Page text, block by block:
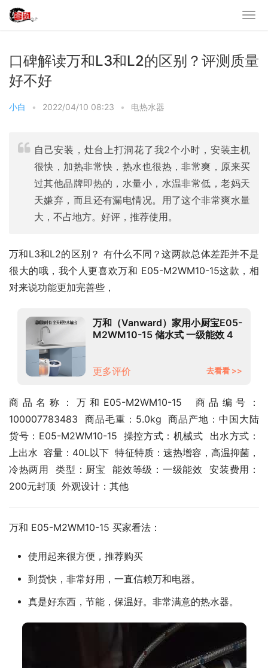
口碑解读万和L3和L2的区别？评测质量
好不好
小白 • 2022/04/10 08:23 • 电热水器
自己安装，灶台上打洞花了我2个小时，安装主机
很快，加热非常快，热水也很热，非常爽，原来买
过其他品牌即热的，水量小，水温非常低，老妈天
天嫌弃，而且还有漏电情况。用了这个非常爽水量
大，不占地方。好评，推荐使用。
万和L3和L2的区别？ 有什么不同？这两款总体差距并不是
很大的哦，我个人更喜欢万和 E05-M2WM10-15这款，相
对来说功能更加完善些，
万和（Vanward）家用小厨宝E05-
M2WM10-15 储水式 一级能效 4
更多评价 去看看 >>
商品名称：万和E05-M2WM10-15  商品编号：
100007783483  商品毛重：5.0kg  商品产地：中国大陆
货号：E05-M2WM10-15  操控方式：机械式  出水方式：
上出水  容量：40L以下  特征特质：速热增容，高温抑菌，
冷热两用  类型：厨宝  能效等级：一级能效  安装费用：
200元封顶  外观设计：其他
万和 E05-M2WM10-15 买家看法：
使用起来很方便，推荐购买
到货快，非常好用，一直信赖万和电器。
真是好东西，节能，保温好。非常满意的热水器。